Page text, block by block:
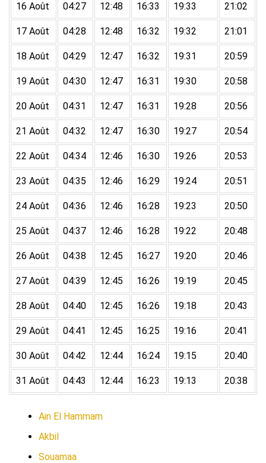
16 Août 04:27 12:48 16:33 19:33 21:02
17 Août 04:28 12:48 16:32 19:32 21:01
18 Août 04:29 12:47 16:32 19:31 20:59
19 Août 04:30 12:47 16:31 19:30 20:58
20 Août 04:31 12:47 16:31 19:28 20:56
21 Août 04:32 12:47 16:30 19:27 20:54
22 Août 04:34 12:46 16:30 19:26 20:53
23 Août 04:35 12:46 16:29 19:24 20:51
24 Août 04:36 12:46 16:28 19:23 20:50
25 Août 04:37 12:46 16:28 19:22 20:48
26 Août 04:38 12:45 16:27 19:20 20:46
27 Août 04:39 12:45 16:26 19:19 20:45
28 Août 04:40 12:45 16:26 19:18 20:43
29 Août 04:41 12:45 16:25 19:16 20:41
30 Août 04:42 12:44 16:24 19:15 20:40
31 Août 04:43 12:44 16:23 19:13 20:38
Ain El Hammam
Akbil
Souamaa